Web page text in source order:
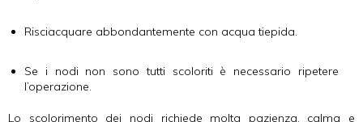
Risciacquare abbondantemente con acqua tiepida.
Se i nodi non sono tutti scoloriti è necessario ripetere
l’operazione.
Lo scolorimento dei nodi richiede molta pazienza, calma e